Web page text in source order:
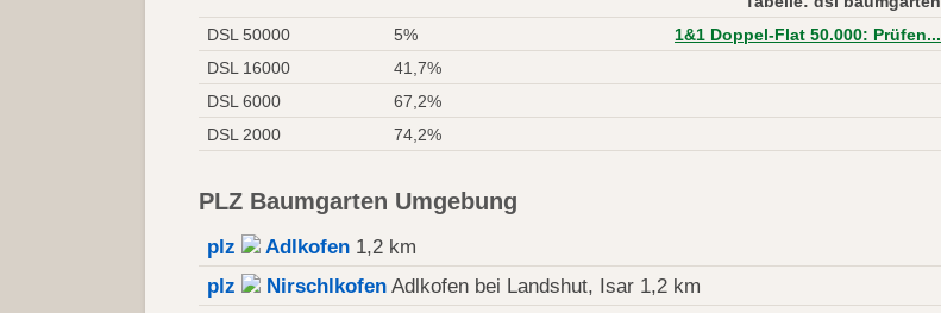
DSL 50000
5%
1&1 Doppel-Flat 50.000: Prüfen...
DSL 16000
41,7%
DSL 6000
67,2%
DSL 2000
74,2%
PLZ Baumgarten Umgebung
plz Adlkofen 1,2 km
plz
Nirschlkofen Adlkofen bei Landshut, Isar 1,2 km